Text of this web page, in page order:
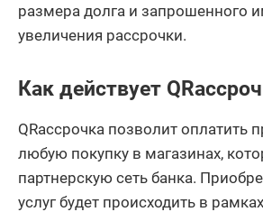
размера долга и запрошенного
увеличения рассрочки.
Как действует
QRассрочка позволит оплатить
любую покупку в магазинах,
партнерскую сеть банка.
услуг будет происходить в